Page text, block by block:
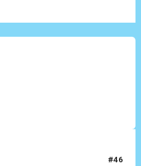
#46